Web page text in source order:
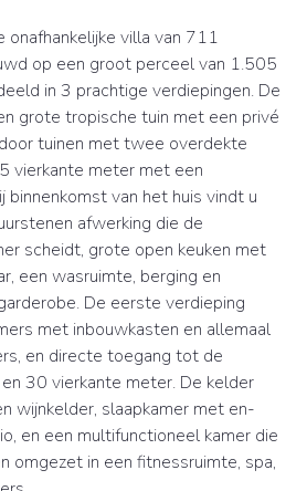
onafhankelijke villa van 711
op een groot perceel van 1.505
in 3 prachtige verdiepingen. De
grote tropische tuin met een privé
tuinen met twee overdekte
vierkante meter met een
binnenkomst van het huis vindt u
afwerking die de
scheidt, grote open keuken met
een wasruimte, berging en
De eerste verdieping
met inbouwkasten en allemaal
en directe toegang tot de
30 vierkante meter. De kelder
wijnkelder, slaapkamer met en-
en een multifunctioneel kamer die
omgezet in een fitnessruimte, spa,